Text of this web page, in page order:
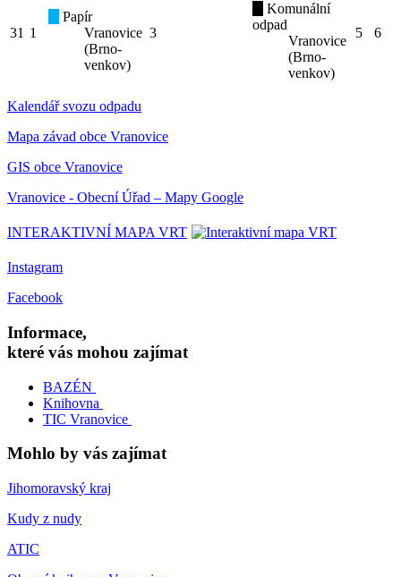
31 1
Papír
Vranovice
(Brno-
venkov)
3
Komunální
odpad
Vranovice
(Brno-
venkov)
5 6
Kalendář svozu odpadu
Mapa závad obce Vranovice
GIS obce Vranovice
Vranovice - Obecní Úřad – Mapy Google
INTERAKTIVNÍ MAPA VRT
Instagram
Facebook
Informace,
které vás mohou zajímat
BAZÉN
Knihovna
TIC Vranovice
Mohlo by vás zajímat
Jihomoravský kraj
Kudy z nudy
ATIC